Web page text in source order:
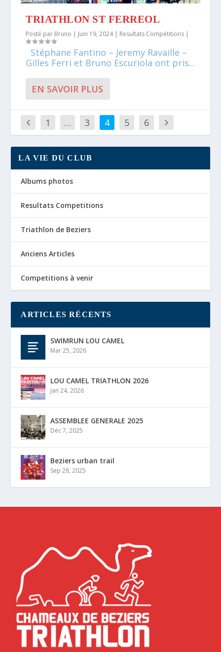
TRIATHLON ST FERREOL
Posté par Bruno | Juin 19, 2024| Resultats Compétitions |
Stéphane Fantino – Jeremy Ravaille –
Gilles Ferri et Bruno Escuriola ont pris...
EN SAVOIR PLUS
1 … 3 4 5 6
LA VIE DU CLUB
Albums photos
Resultats Competitions
Triathlon de Beziers
Anciens Articles
Competitions à venir
ARTICLES RÉCENTS
SWIMRUN LOU CAMEL
Mar 25, 2026
LOU CAMEL TRIATHLON 2026
Jan 24, 2026
ASSEMBLEE GENERALE 2025
Déc 7, 2025
Beziers urban trail
Sep 28, 2025